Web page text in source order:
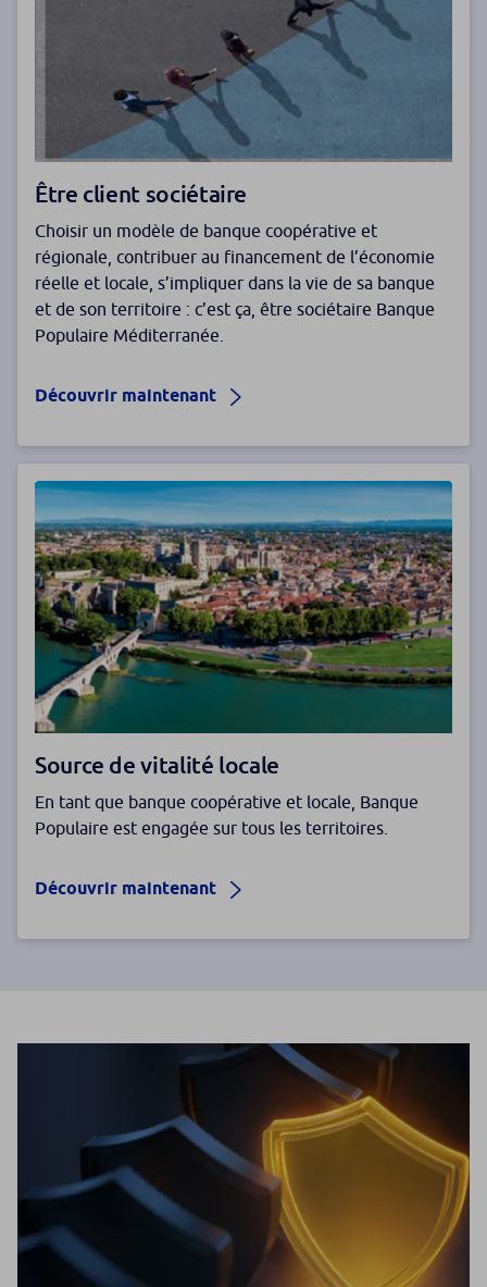
Être client sociétaire
Choisir un modèle de banque coopérative et
régionale, contribuer au financement de l’économie
réelle et locale, s’impliquer dans la vie de sa banque
et de son territoire : c’est ça, être sociétaire Banque
Populaire Méditerranée.
Découvrir maintenant
Source de vitalité locale
En tant que banque coopérative et locale, Banque
Populaire est engagée sur tous les territoires.
Découvrir maintenant